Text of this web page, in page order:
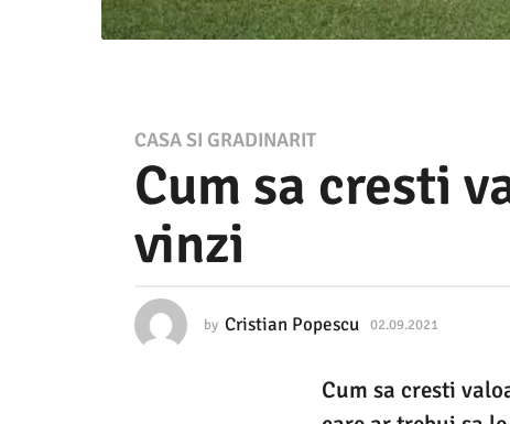
0
2
.
0
.
2
CASA SI GRADINARIT
Cum sa cresti
vinzi
by Cristian Popescu 02.09.2021
0
Cum sa cresti